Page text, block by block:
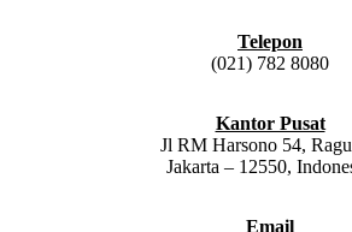
Telepon
(021) 782 8080
Kantor Pusat
Jl RM Harsono 54,
Jakarta – 12550,
Email